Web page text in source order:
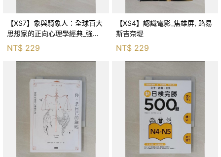
【XS7】象與騎象人：全球百大
思想家的正向心理學經典_強納
森．海德, 李靜瑤
NT$ 229
【XS4】認識電影_焦雄屏, 路易
斯吉奈堤
NT$ 229